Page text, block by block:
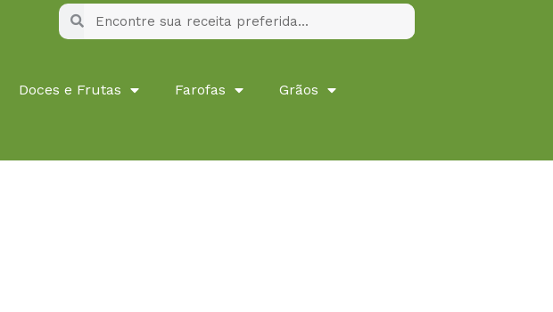
Pesquisar
Pesquisar
Doces e Frutas Farofas Grãos